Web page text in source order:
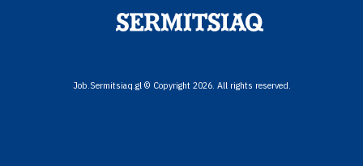
Job.Sermitsiaq.gl © Copyright 2026. All rights reserved.